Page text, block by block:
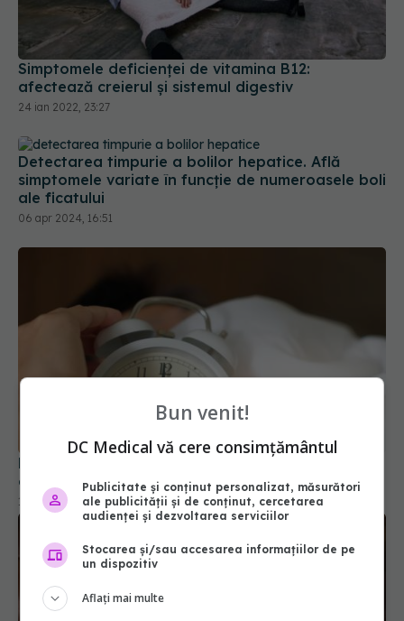
Simptomele deficienței de vitamina B12:
afectează creierul și sistemul digestiv
24 ian 2022, 23:27
Detectarea timpurie a bolilor hepatice. Află
simptomele variate în funcție de numeroasele boli
ale ficatului
06 apr 2024, 16:51
Bolile inflamatorii, influențate de ceasul intern al
organismului. STUDIU
17 ian 2022, 09:38
Bun venit!
DC Medical vă cere consimțământul
Publicitate și conținut personalizat, măsurători
ale publicității și de conținut, cercetarea
audienței și dezvoltarea serviciilor
Stocarea și/sau accesarea informațiilor de pe
un dispozitiv
Aflați mai multe